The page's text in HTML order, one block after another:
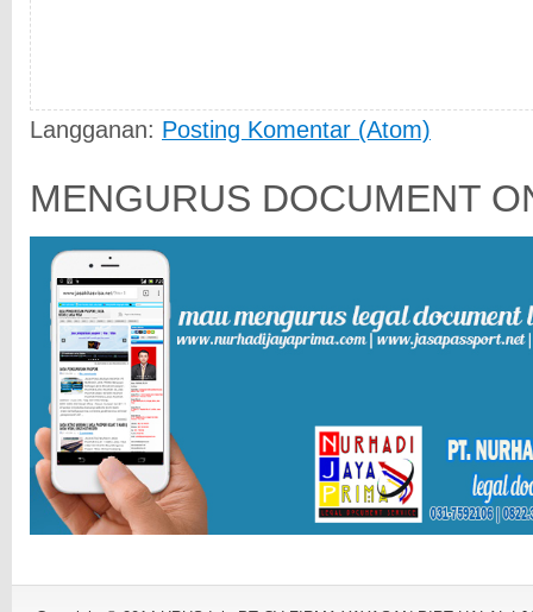
Langganan: Posting Komentar (Atom)
MENGURUS DOCUMENT